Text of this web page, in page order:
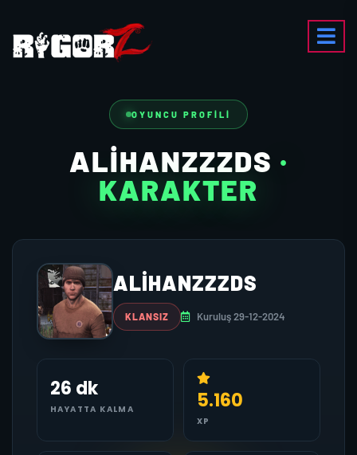
OYUNCU PROFILI
ALIHANZZZDS ·
KARAKTER
ALIHANZZZDS
KLANSIZ Kuruluş 29-12-2024
26 dk
HAYATTA KALMA 5.160
XP